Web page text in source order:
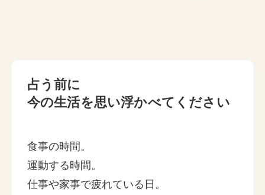
占う前に
今の生活を思い浮かべてください
食事の時間。
運動する時間。
仕事や家事で疲れている日。